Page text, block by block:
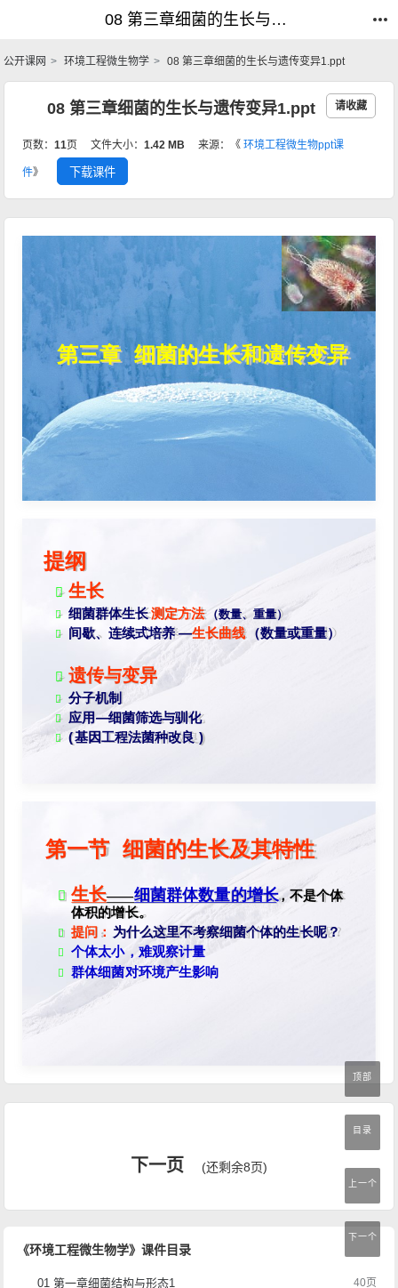
08 第三章细菌的生长与遗传变异1.ppt_环境工程微生物_公开课网
08 第三章细菌的生长与遗传变异1.ppt_环境工程微生物_公开课网
公开课网 环境工程微生物学 08 第三章细菌的生长与遗传变异1.ppt
08 第三章细菌的生长与遗传变异1.ppt 请收藏
页数：11页 文件大小：1.42 MB 来源：《环境工程微生物ppt课
件》 下载课件
下一页 (还剩余8页)
《环境工程微生物学》课件目录
01 第一章细菌结构与形态1 40页
顶部
目录
上一个
下一个